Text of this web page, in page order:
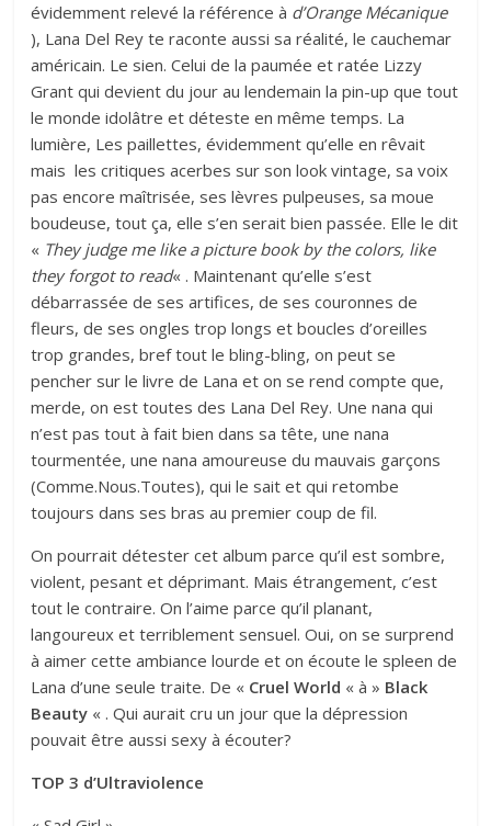
évidemment relevé la référence à d’Orange Mécanique
), Lana Del Rey te raconte aussi sa réalité, le cauchemar
américain. Le sien. Celui de la paumée et ratée Lizzy
Grant qui devient du jour au lendemain la pin-up que tout
le monde idolâtre et déteste en même temps. La
lumière, Les paillettes, évidemment qu’elle en rêvait
mais les critiques acerbes sur son look vintage, sa voix
pas encore maîtrisée, ses lèvres pulpeuses, sa moue
boudeuse, tout ça, elle s’en serait bien passée. Elle le dit
« They judge me like a picture book by the colors, like
they forgot to read« . Maintenant qu’elle s’est
débarrassée de ses artifices, de ses couronnes de
fleurs, de ses ongles trop longs et boucles d’oreilles
trop grandes, bref tout le bling-bling, on peut se
pencher sur le livre de Lana et on se rend compte que,
merde, on est toutes des Lana Del Rey. Une nana qui
n’est pas tout à fait bien dans sa tête, une nana
tourmentée, une nana amoureuse du mauvais garçons
(Comme.Nous.Toutes), qui le sait et qui retombe
toujours dans ses bras au premier coup de fil.
On pourrait détester cet album parce qu’il est sombre,
violent, pesant et déprimant. Mais étrangement, c’est
tout le contraire. On l’aime parce qu’il planant,
langoureux et terriblement sensuel. Oui, on se surprend
à aimer cette ambiance lourde et on écoute le spleen de
Lana d’une seule traite. De « Cruel World « à » Black
Beauty « . Qui aurait cru un jour que la dépression
pouvait être aussi sexy à écouter?
TOP 3 d’Ultraviolence